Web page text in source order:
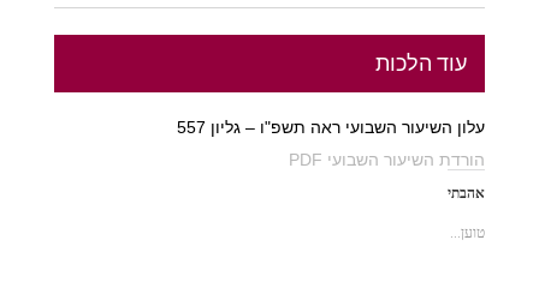
עוד הלכות
עלון השיעור השבועי ראה תשפ"ו – גליון 557
הורדת השיעור השבועי PDF
אהבתי
טוען...